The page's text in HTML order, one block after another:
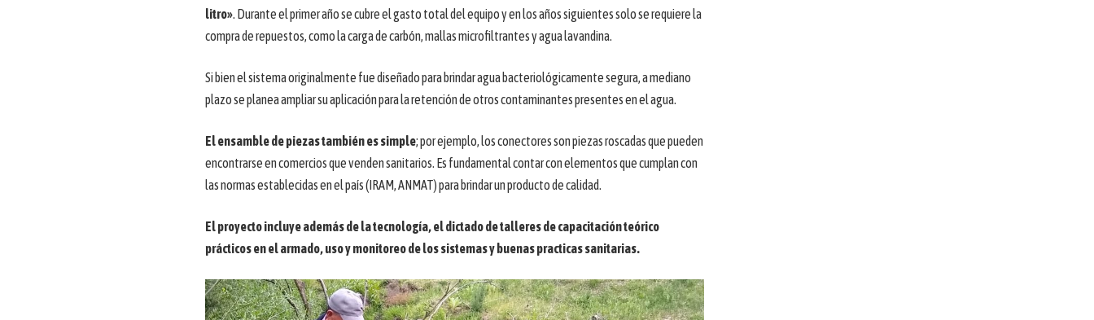
litro». Durante el primer año se cubre el gasto total del equipo y en los años siguientes solo se requiere la
compra de repuestos, como la carga de carbón, mallas microfiltrantes y agua lavandina.
Si bien el sistema originalmente fue diseñado para brindar agua bacteriológicamente segura, a mediano
plazo se planea ampliar su aplicación para la retención de otros contaminantes presentes en el agua.
El ensamble de piezas también es simple; por ejemplo, los conectores son piezas roscadas que pueden
encontrarse en comercios que venden sanitarios. Es fundamental contar con elementos que cumplan con
las normas establecidas en el país (IRAM, ANMAT) para brindar un producto de calidad.
El proyecto incluye además de la tecnología, el dictado de talleres de capacitación teórico
prácticos en el armado, uso y monitoreo de los sistemas y buenas practicas sanitarias.